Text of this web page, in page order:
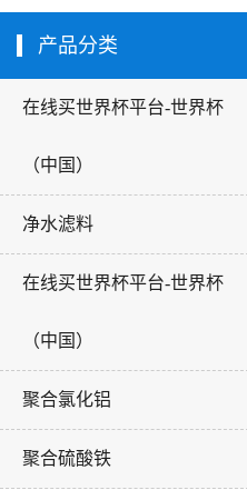
产品分类
在线买世界杯平台-世界杯
（中国）
净水滤料
在线买世界杯平台-世界杯
（中国）
聚合氯化铝
聚合硫酸铁